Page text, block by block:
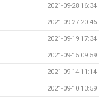
2021-09-28 16:34
2021-09-27 20:46
2021-09-19 17:34
2021-09-15 09:59
2021-09-14 11:14
2021-09-10 13:59